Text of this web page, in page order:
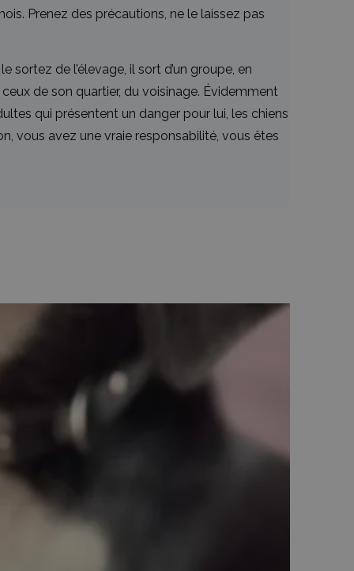
Prenez des précautions, ne le laissez pas
de l’élevage, il sort d’un groupe, en
de son quartier, du voisinage. Évidemment
qui présentent un danger pour lui, les chiens
vous avez une vraie responsabilité, vous êtes